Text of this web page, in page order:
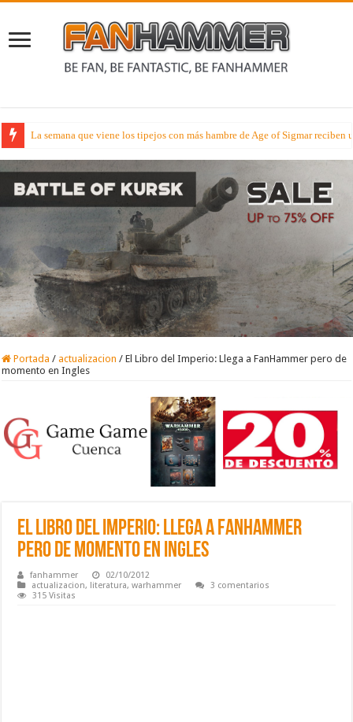
Lectura Veraniega – Hoy disfruta de la novela Señores de la Lanza en
Portada / actualizacion / El Libro del Imperio: Llega a FanHammer pero de
momento en Ingles
El Libro del Imperio: Llega a FanHammer
pero de momento en Ingles
fanhammer
02/10/2012
actualizacion, literatura,warhammer
3 comentarios
315 Visitas